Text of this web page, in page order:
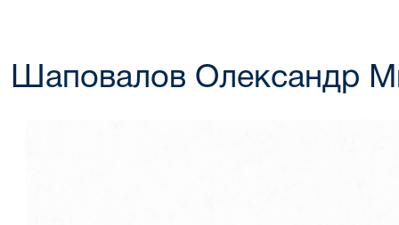
Шаповалов Олександр